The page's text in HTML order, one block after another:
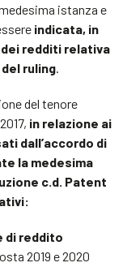
istanza e
indicata, in
dei redditi relativa
ruling.
del tenore
in relazione ai
dall’accordo di
la medesima
c.d. Patent
di reddito
2019 e 2020